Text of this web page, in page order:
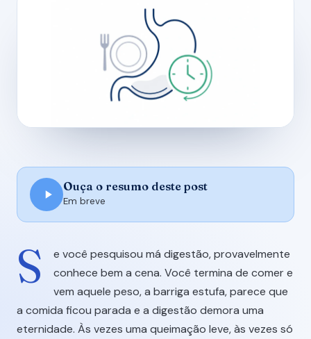
Ouça o resumo deste post
Em breve
S
e você pesquisou má digestão, provavelmente
conhece bem a cena. Você termina de comer e
vem aquele peso, a barriga estufa, parece que
a comida ficou parada e a digestão demora uma
eternidade. Às vezes uma queimação leve, às vezes só